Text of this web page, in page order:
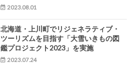
2023.08.01
北海道・上川町でリジェネラティブ・
ツーリズムを目指す「大雪いきもの図
鑑プロジェクト2023」を実施
2023.07.24